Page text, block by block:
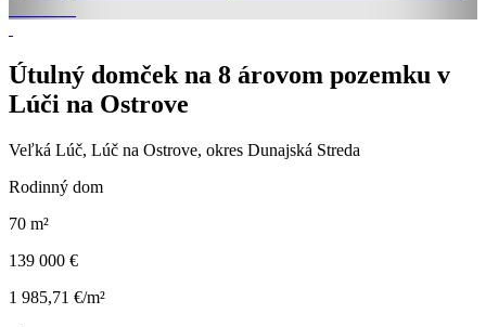
Útulný domček na 8 árovom pozemku v
Lúči na Ostrove
Veľká Lúč, Lúč na Ostrove, okres Dunajská Streda
Rodinný dom
70 m²
139 000 €
1 985,71 €/m²